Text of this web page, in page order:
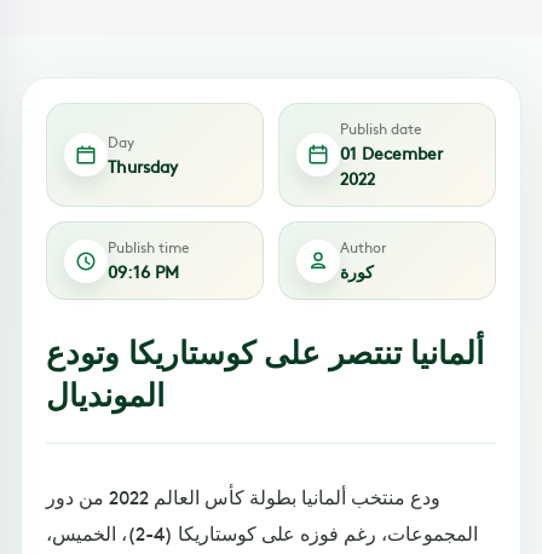
Day
Thursday
Publish date
01 December
2022
Publish time
09:16 PM
Author
كورة
ألمانيا تنتصر على كوستاريكا وتودع
المونديال
ودع منتخب ألمانيا بطولة كأس العالم 2022 من دور
المجموعات، رغم فوزه على كوستاريكا (4-2)، الخميس،